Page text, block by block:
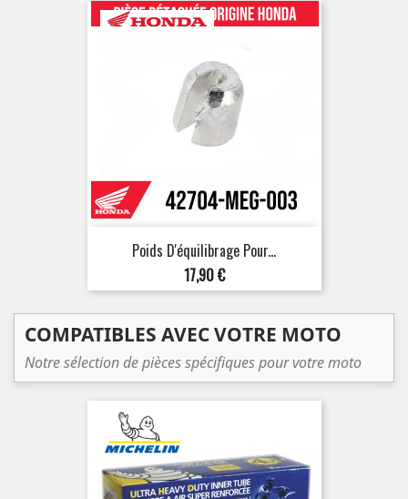
Poids D'équilibrage Pour...
Prix
17,90 €
COMPATIBLES AVEC VOTRE MOTO
Notre sélection de pièces spécifiques pour votre moto